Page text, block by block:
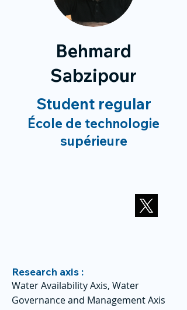
Behmard
Sabzipour
Student regular
École de technologie
supérieure
Research axis :
Water Availability Axis, Water
Governance and Management Axis